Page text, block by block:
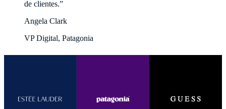
de clientes.”
Angela Clark
VP Digital, Patagonia